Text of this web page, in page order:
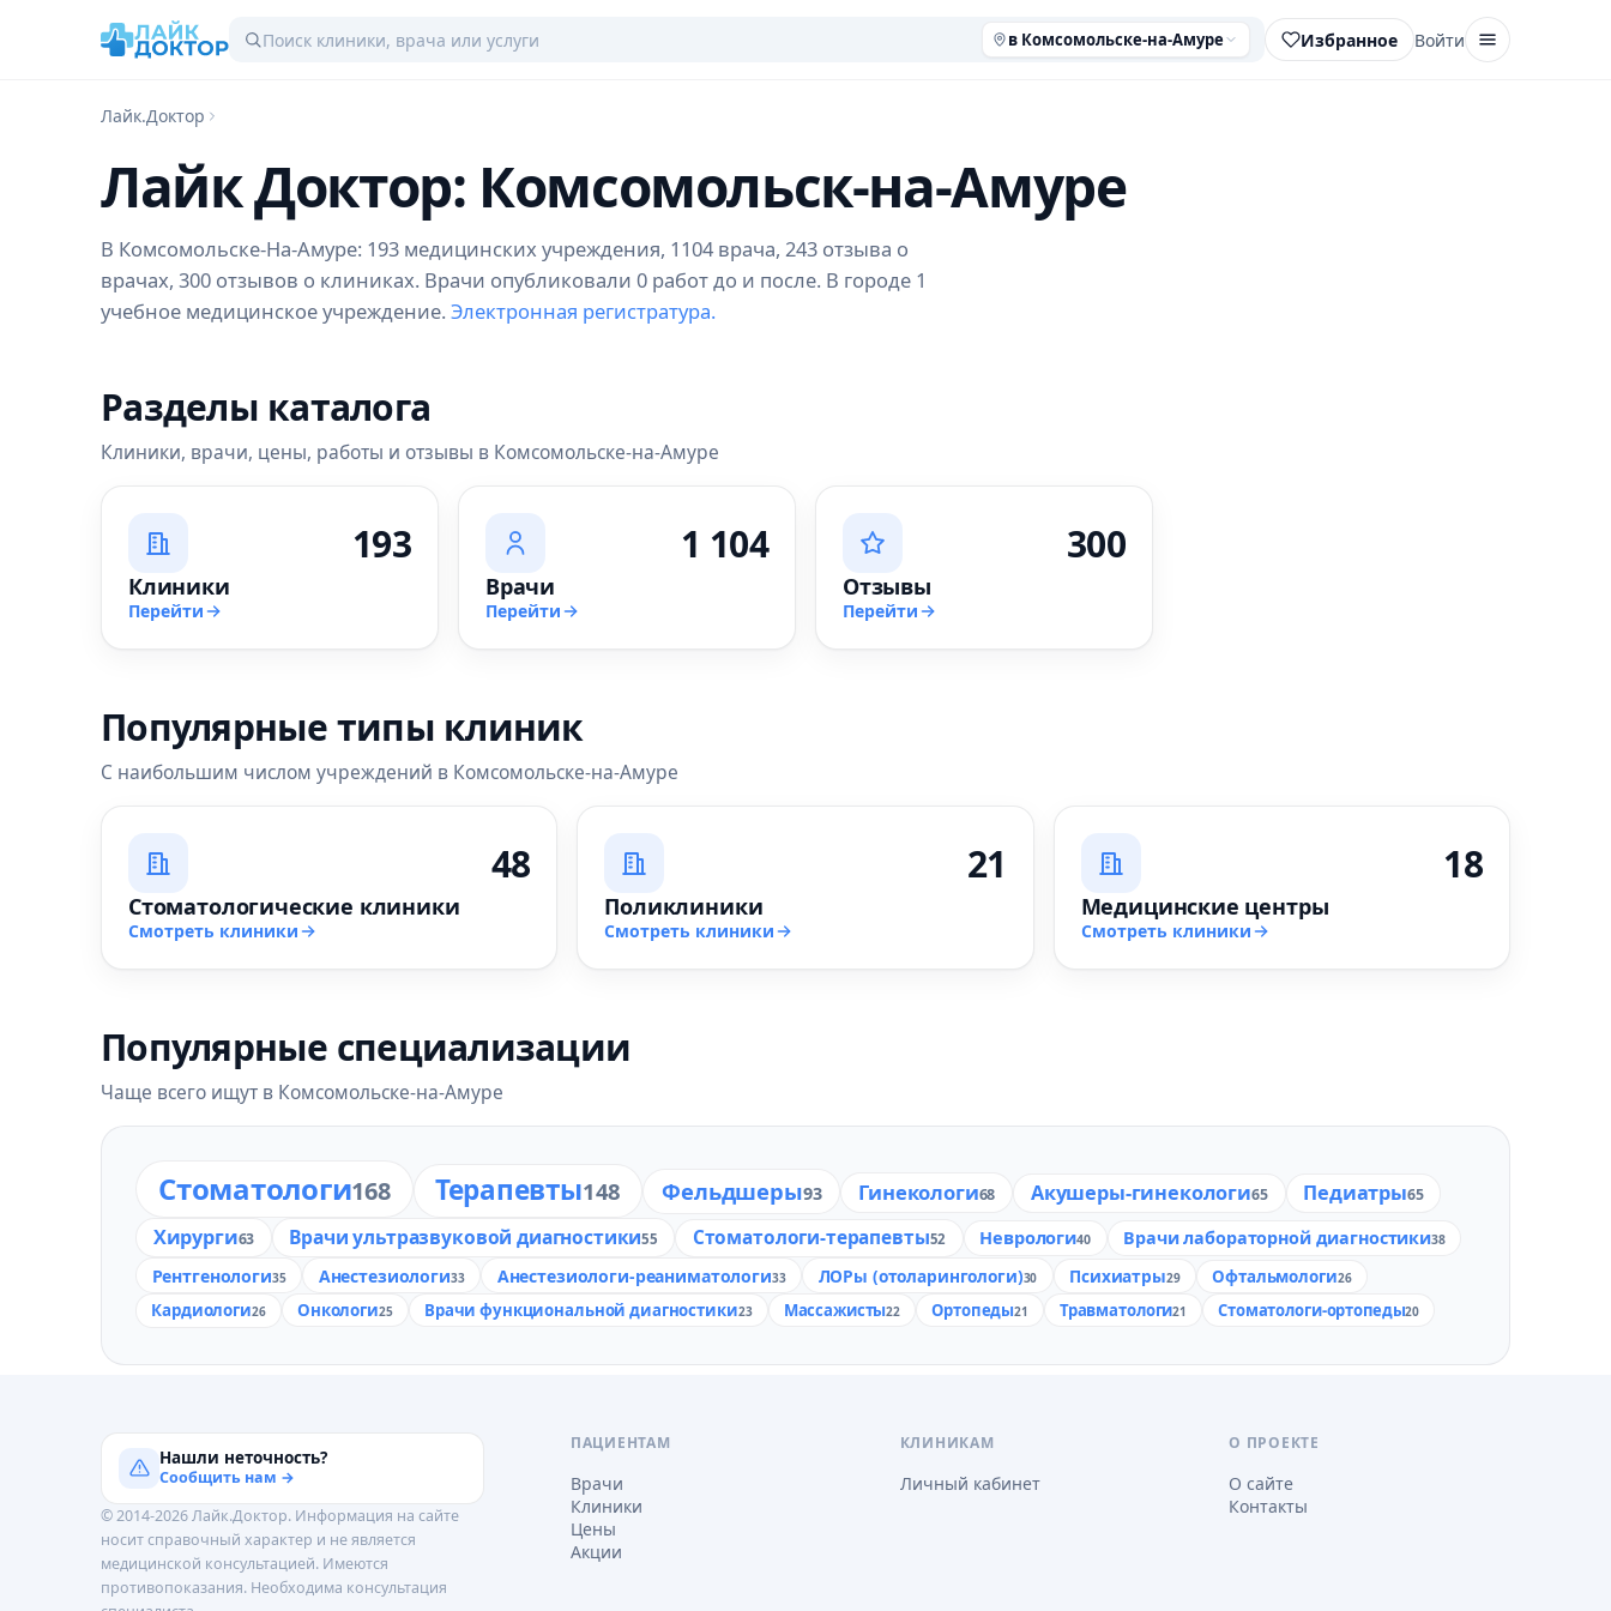
в Комсомольске-на-Амуре Избранное Войти
Лайк.Доктор
Лайк Доктор: Комсомольск-на-Амуре
В Комсомольске-На-Амуре: 193 медицинских учреждения, 1104 врача, 243 отзыва о
врачах, 300 отзывов о клиниках. Врачи опубликовали 0 работ до и после. В городе 1
учебное медицинское учреждение. Электронная регистратура.
Разделы каталога
Клиники, врачи, цены, работы и отзывы в Комсомольске-на-Амуре
193
Клиники
Перейти
1 104
Врачи
Перейти
300
Отзывы
Перейти
Популярные типы клиник
С наибольшим числом учреждений в Комсомольске-на-Амуре
48
Стоматологические клиники
Смотреть клиники
21
Поликлиники
Смотреть клиники
18
Медицинские центры
Смотреть клиники
Популярные специализации
Чаще всего ищут в Комсомольске-на-Амуре
Стоматологи168 Терапевты148 Фельдшеры93 Гинекологи68 Акушеры-гинекологи65 Педиатры65
Хирурги63 Врачи ультразвуковой диагностики55 Стоматологи-терапевты52 Неврологи40 Врачи лабораторной диагностики38
Рентгенологи35 Анестезиологи33 Анестезиологи-реаниматологи33 ЛОРы (отоларингологи)30 Психиатры29 Офтальмологи26
Кардиологи26 Онкологи25 Врачи функциональной диагностики23 Массажисты22 Ортопеды21 Травматологи21 Стоматологи-ортопеды20
Нашли неточность?
Сообщить нам →
© 2014-2026 Лайк.Доктор. Информация на сайте
носит справочный характер и не является
медицинской консультацией. Имеются
противопоказания. Необходима консультация
ПАЦИЕНТАМ
Врачи
Клиники
Цены
Акции
КЛИНИКАМ
Личный кабинет
О ПРОЕКТЕ
О сайте
Контакты